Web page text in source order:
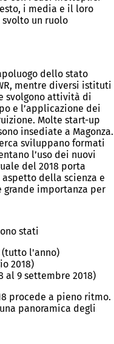
i media e il loro
un ruolo
dello stato
mentre diversi istituti
svolgono attività di
e l’applicazione dei
Molte start-up
insediate a Magonza.
sviluppano formati
l’uso dei nuovi
del 2018 porta
della scienza e
grande importanza per
stati
(tutto l'anno)
2018)
al 9 settembre 2018)
procede a pieno ritmo.
panoramica degli